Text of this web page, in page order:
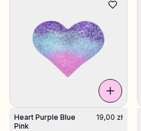
Heart Purple Blue
Pink
19,00 zł